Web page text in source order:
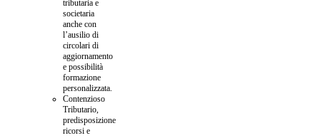
tributaria e
societaria
anche con
l’ausilio di
circolari di
aggiornamento
e possibilità
formazione
personalizzata.
Contenzioso
Tributario,
predisposizione
ricorsi e